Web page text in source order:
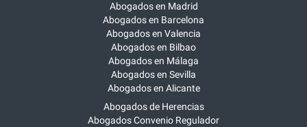
Abogados en Madrid
Abogados en Barcelona
Abogados en Valencia
Abogados en Bilbao
Abogados en Málaga
Abogados en Sevilla
Abogados en Alicante
Abogados de Herencias
Abogados Convenio Regulador